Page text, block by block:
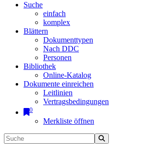
Suche
einfach
komplex
Blättern
Dokumenttypen
Nach DDC
Personen
Bibliothek
Online-Katalog
Dokumente einreichen
Leitlinien
Vertragsbedingungen
0
Merkliste öffnen